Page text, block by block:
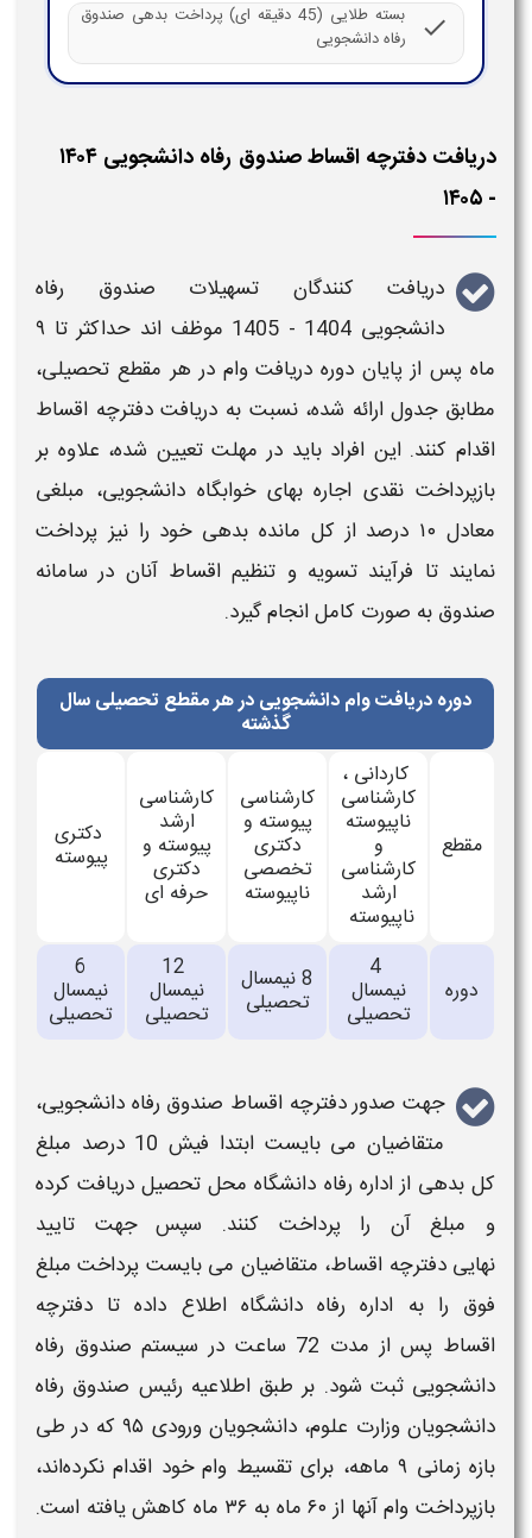
check
بسته طلایی (45 دقیقه ای) پرداخت بدهی صندوق
رفاه دانشجویی
دریافت دفترچه اقساط صندوق رفاه دانشجویی ۱۴۰۴
- ۱۴۰۵
دریافت کنندگان تسهیلات صندوق رفاه
دانشجویی 1404 - 1405
موظف‌ اند حداکثر تا ۹
ماه پس از پایان دوره دریافت وام در هر مقطع تحصیلی،
مطابق جدول ارائه‌ شده، نسبت به دریافت دفترچه اقساط
اقدام کنند. این افراد باید در مهلت تعیین‌ شده، علاوه بر
بازپرداخت نقدی اجاره‌ بهای خوابگاهدانشجویی، مبلغی
معادل ۱۰ درصد از کل مانده بدهی خود را نیز
پرداخت
نمایند تا فرآیند تسویه و تنظیم اقساط آنان در سامانه
صندوق به‌ صورت کامل انجام گیرد.
دوره دریافت وام دانشجویی در هر مقطع تحصیلی سال
گذشته
مقطع
کاردانی ،
کارشناسی
ناپیوسته
و
کارشناسی
ارشد
ناپیوسته
کارشناسی
پیوسته و
دکتری
تخصصی
ناپیوسته
کارشناسی
ارشد
پیوسته و
دکتری
حرفه ای
دکتری
پیوسته
دوره
4
نیمسال
تحصیلی
8 نیمسال
تحصیلی
12
نیمسال
تحصیلی
6
نیمسال
تحصیلی
جهت صدوردفترچه اقساط صندوق رفاه دانشجویی،
متقاضیان می بایست ابتدا فیش 10 درصد مبلغ
کلبدهیاز اداره رفاه دانشگاه محل تحصیل دریافت کرده
و مبلغ آن راپرداخت کنند. سپس جهت تایید
نهاییدفترچه اقساط، متقاضیان می بایست پرداخت مبلغ
فوق را به اداره رفاه دانشگاه اطلاع داده تا دفترچه
اقساط پس از مدت 72 ساعت در سیستم
صندوق رفاه
دانشجویی ثبت شود. بر طبق اطلاعیه رئیس صندوق رفاه
دانشجویان وزارت علوم، دانشجویان ورودی ۹۵ که در طی
بازه زمانی ۹ ماهه، برای تقسیط وام خود اقدام نکرده‌اند،
بازپرداخت وام آنها از ۶۰ ماه به ۳۶ ماه کاهش یافته است.